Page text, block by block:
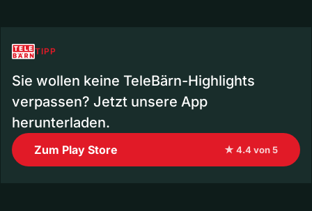
TIPP
Sie wollen keine TeleBärn-Highlights
verpassen? Jetzt unsere App
herunterladen.
Zum Play Store ★ 4.4 von 5